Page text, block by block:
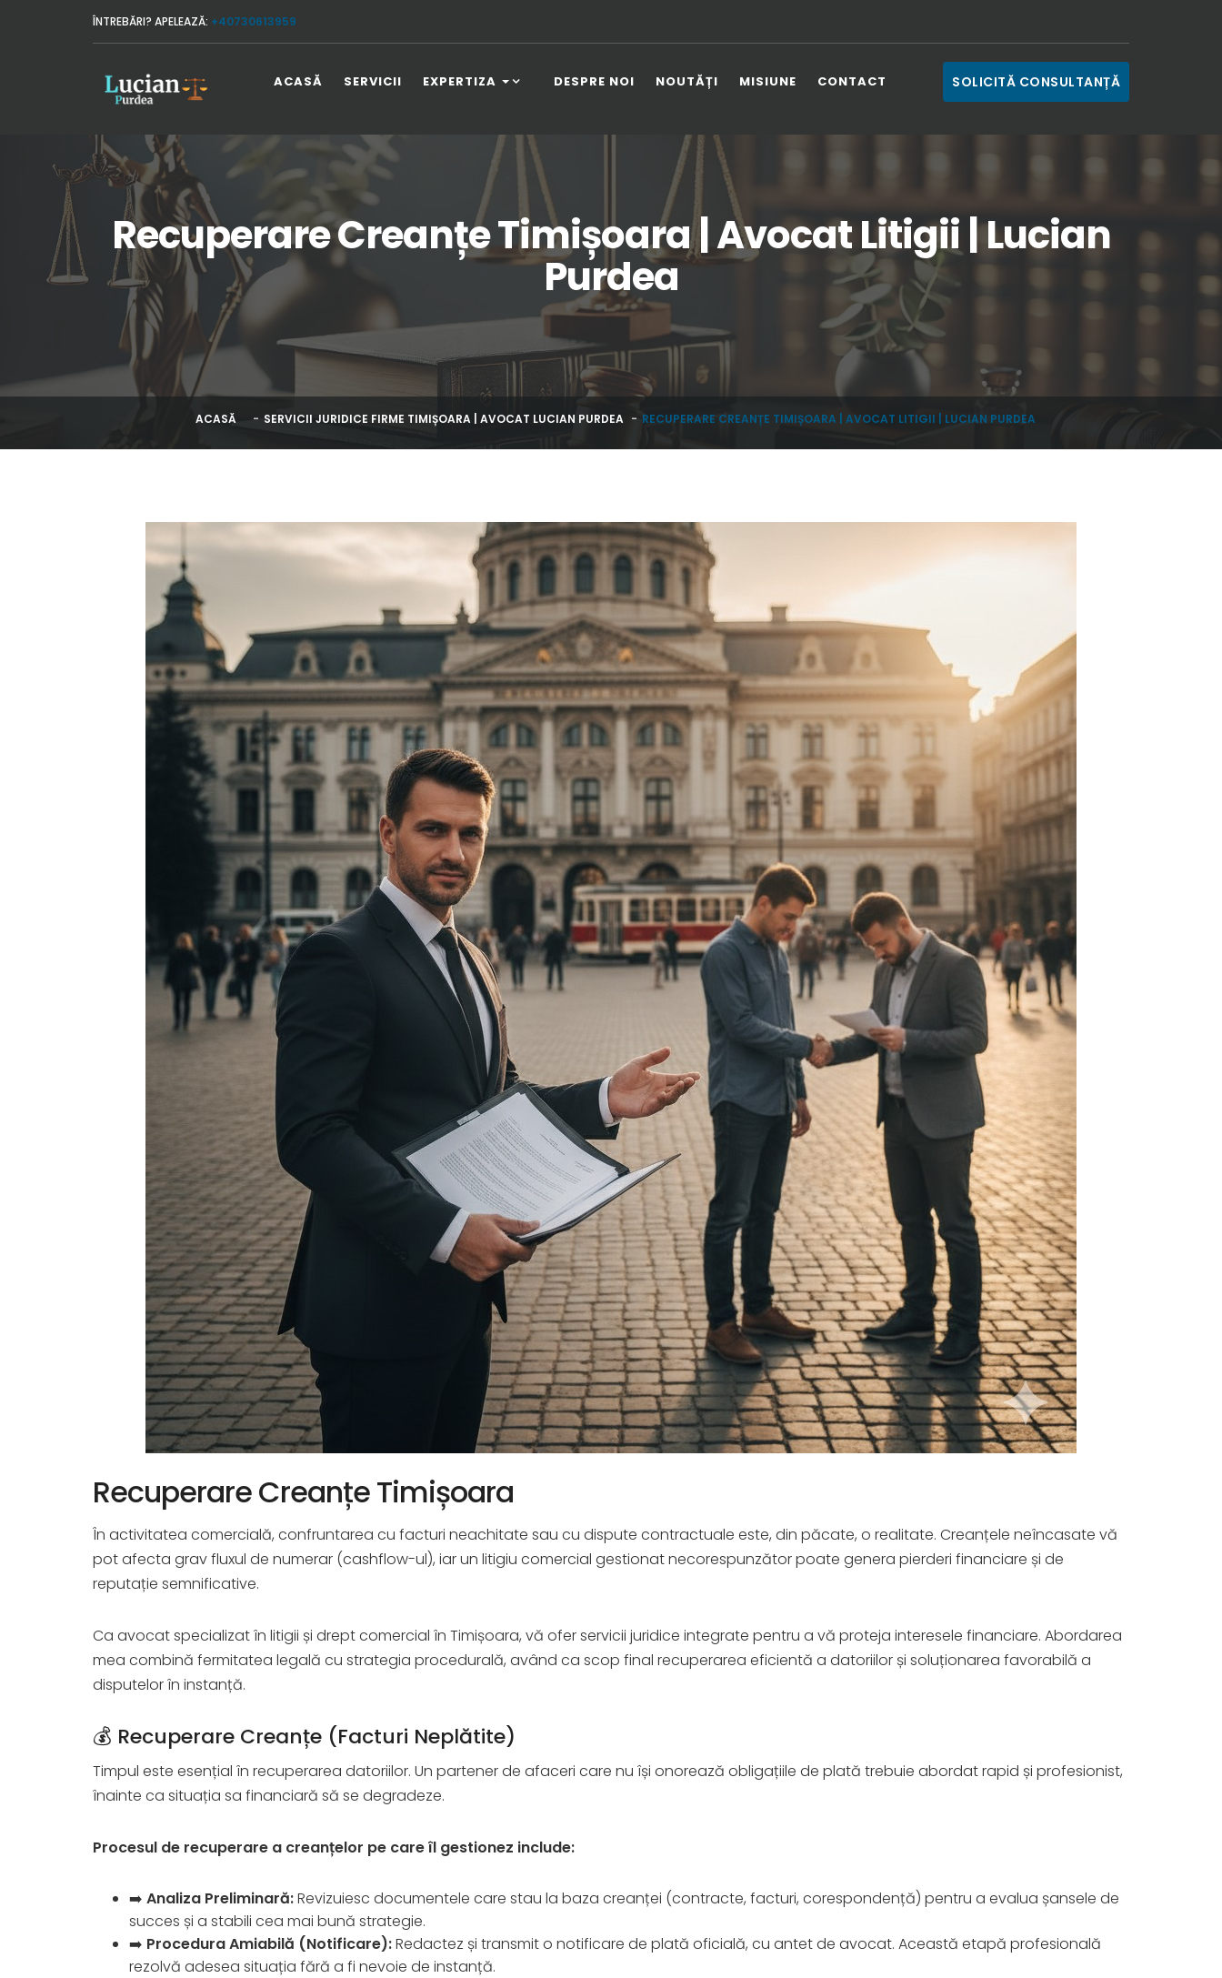
ÎNTREBĂRI? APELEAZĂ: +40730613959
ACASĂ SERVICII EXPERTIZA DESPRE NOI NOUTĂȚI MISIUNE CONTACT SOLICITĂ CONSULTANȚĂ
Recuperare Creanțe Timișoara | Avocat Litigii | Lucian
Purdea
ACASĂ SERVICII JURIDICE FIRME TIMIȘOARA | AVOCAT LUCIAN PURDEA RECUPERARE CREANȚE TIMIȘOARA | AVOCAT LITIGII | LUCIAN PURDEA
Recuperare Creanțe Timișoara
În activitatea comercială, confruntarea cu facturi neachitate sau cu dispute contractuale este, din păcate, o realitate. Creanțele neîncasate vă
pot afecta grav fluxul de numerar (cashflow-ul), iar un litigiu comercial gestionat necorespunzător poate genera pierderi financiare și de
reputație semnificative.
Ca avocat specializat în litigii și drept comercial în Timișoara, vă ofer servicii juridice integrate pentru a vă proteja interesele financiare. Abordarea
mea combină fermitatea legală cu strategia procedurală, având ca scop final recuperarea eficientă a datoriilor și soluționarea favorabilă a
disputelor în instanță.
💰 Recuperare Creanțe (Facturi Neplătite)
Timpul este esențial în recuperarea datoriilor. Un partener de afaceri care nu își onorează obligațiile de plată trebuie abordat rapid și profesionist,
înainte ca situația sa financiară să se degradeze.
Procesul de recuperare a creanțelor pe care îl gestionez include:
➡️ Analiza Preliminară:Revizuiesc documentele care stau la baza creanței (contracte, facturi, corespondență) pentru a evalua șansele de
succes și a stabili cea mai bună strategie.
➡️ Procedura Amiabilă (Notificare):Redactez și transmit o notificare de plată oficială, cu antet de avocat. Această etapă profesională
rezolvă adesea situația fără a fi nevoie de instanță.